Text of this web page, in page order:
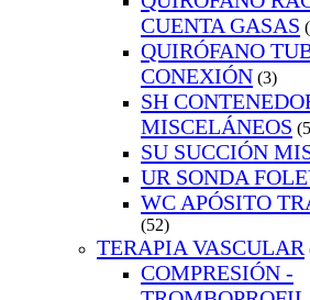
CUENTA GASAS
QUIRÓFANO
CONEXIÓN (3)
SH
MISCELÁNEOS
SU SUCCIÓN
UR SONDA
WC APÓSITO
(52)
TERAPIA VASCULAR
COMPRESIÓN -